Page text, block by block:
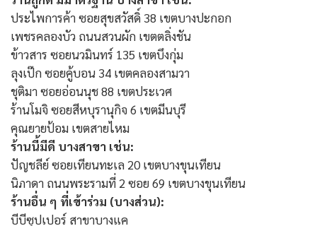
ประไพการค้า ซอยสุขสวัสดิ์ 38 เขตบางปะกอก
เพชรคลองบัว ถนนสวนผัก เขตตลิ่งชัน
ข้าวสาร ซอยนวมินทร์ 135 เขตบึงกุ่ม
ลุงเป๊ก ซอยคู้บอน 34 เขตคลองสามวา
ชุติมา ซอยอ่อนนุช 88 เขตประเวศ
ร้านโมจิ ซอยสีหบุรานุกิจ 6 เขตมีนบุรี
คุณยายป้อม เขตสายไหม
ร้านนี้มีดี บางสาขา เช่น:
ปัญชลีย์ ซอยเทียนทะเล 20 เขตบางขุนเทียน
นิภาดา ถนนพระรามที่ 2 ซอย 69 เขตบางขุนเทียน
ร้านอื่น ๆ ที่เข้าร่วม (บางส่วน):
บีบีซุปเปอร์ สาขาบางแค